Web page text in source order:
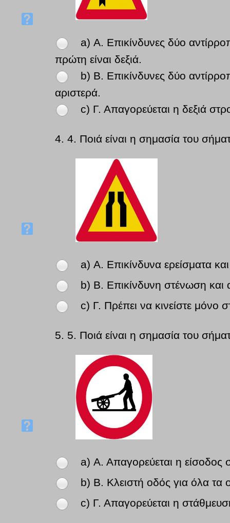
a) Α. Επικίνδυνες δύο
πρώτη είναι δεξιά.
b) Β. Επικίνδυνες δύο
αριστερά.
c) Γ. Απαγορεύεται η δεξιά
4. 4. Ποιά είναι η σημασία του
a) Α. Επικίνδυνα ερείσματα
b) Β. Επικίνδυνη στένωση και
c) Γ. Πρέπει να κινείστε μόνο
5. 5. Ποιά είναι η σημασία του
a) Α. Απαγορεύεται η είσοδος
b) Β. Κλειστή οδός για όλα τα
c) Γ. Απαγορεύεται η